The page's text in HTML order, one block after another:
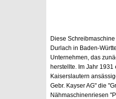
Diese
Durlach in Baden-
Unternehmen, das
herstellte. Im Jahr 1931
Kaiserslautern
Gebr. Kayser AG" die
Nähmaschinenriesen